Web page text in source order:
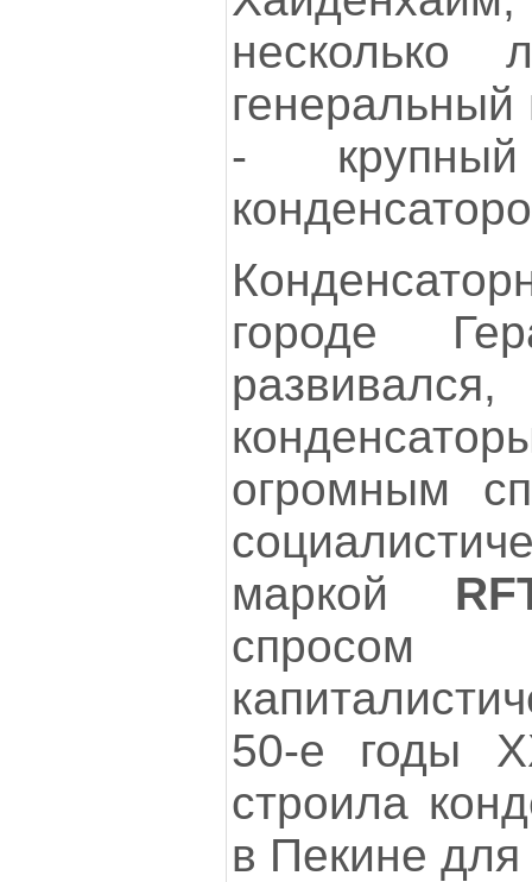
несколько
- крупный
городе
огромным
маркой
спросом
50-е годы
строила
в Пекине